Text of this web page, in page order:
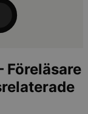
Föreläsare